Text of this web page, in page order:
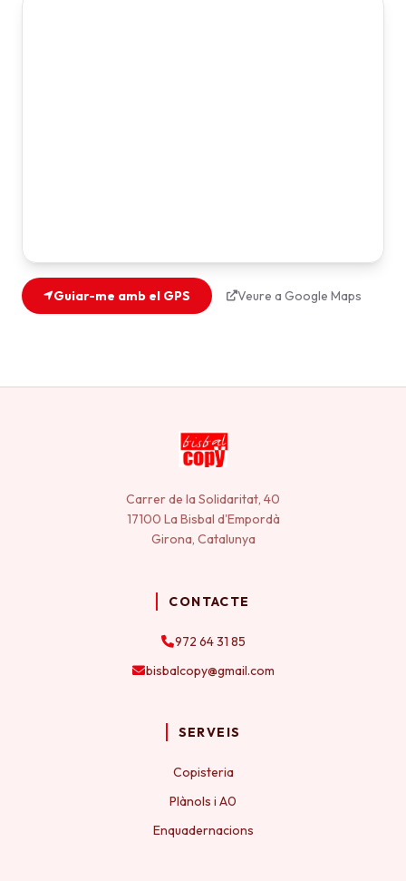
Guiar-me amb el GPS Veure a Google Maps
Carrer de la Solidaritat, 40
17100 La Bisbal d'Empordà
Girona, Catalunya
CONTACTE
972 64 31 85
bisbalcopy@gmail.com
SERVEIS
Copisteria
Plànols i A0
Enquadernacions